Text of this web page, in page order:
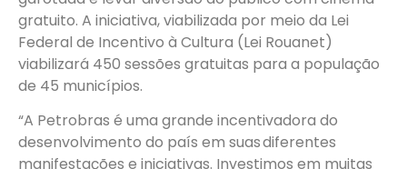
gratuito. A iniciativa, viabilizada por meio da Lei
Federal de Incentivo à Cultura (Lei Rouanet)
viabilizará 450 sessões gratuitas para a população
de 45 municípios.
“A Petrobras é uma grande incentivadora do
desenvolvimento do país em suas diferentes
manifestações e iniciativas. Investimos em muitas